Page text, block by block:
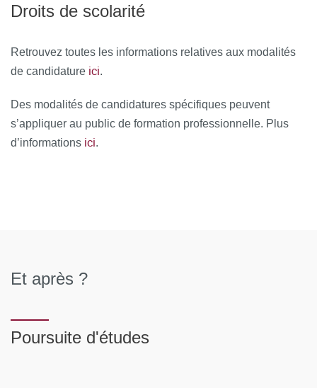
Droits de scolarité
Retrouvez toutes les informations relatives aux modalités
de candidature ici.
Des modalités de candidatures spécifiques peuvent
s’appliquer au public de formation professionnelle. Plus
d’informations ici.
Et après ?
Poursuite d'études